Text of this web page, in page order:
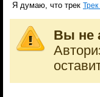
Я думаю, что трек
Вы не